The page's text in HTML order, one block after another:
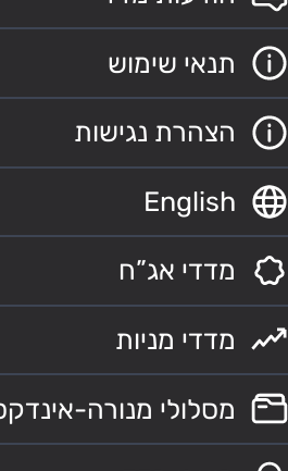
תנאי שימוש
הצהרת נגישות
English
מדדי אג”ח
מדדי מניות
מסלולי מנורה-